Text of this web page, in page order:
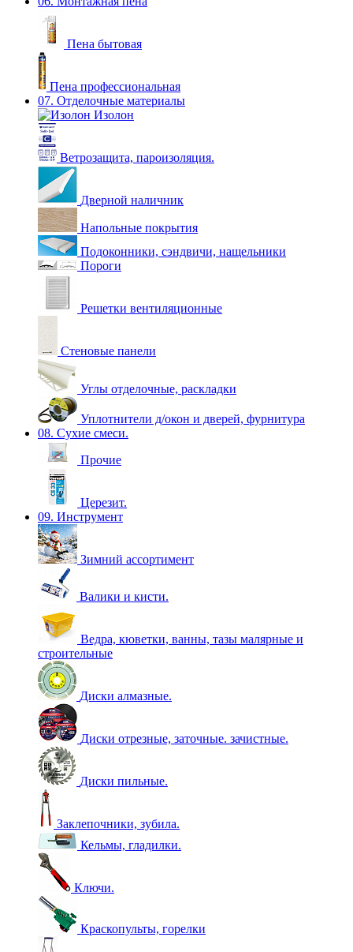
Пена бытовая
Пена профессиональная
07. Отделочные материалы
Изолон
Ветрозащита, пароизоляция.
Дверной наличник
Напольные покрытия
Подоконники, сэндвичи, нащельники
Пороги
Решетки вентиляционные
Стеновые панели
Углы отделочные, раскладки
Уплотнители д/окон и дверей, фурнитура
08. Сухие смеси.
Прочие
Церезит.
09. Инструмент
Зимний ассортимент
Валики и кисти.
Ведра, кюветки, ванны, тазы малярные и
строительные
Диски алмазные.
Диски отрезные, заточные. зачистные.
Диски пильные.
Заклепочники, зубила.
Кельмы, гладилки.
Ключи.
Краскопульты, горелки